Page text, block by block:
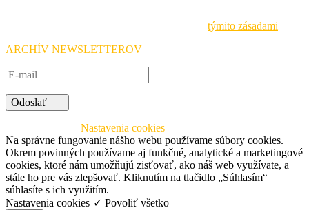
týmito zásadami
ARCHÍV NEWSLETTEROV
Odoslať
Nastavenia cookies
Na správne fungovanie nášho webu používame súbory cookies.
Okrem povinných používame aj funkčné, analytické a marketingové
cookies, ktoré nám umožňujú zisťovať, ako náš web využívate, a
stále ho pre vás zlepšovať. Kliknutím na tlačidlo „Súhlasím“
súhlasíte s ich využitím.
Nastavenia cookies ✓ Povoliť všetko